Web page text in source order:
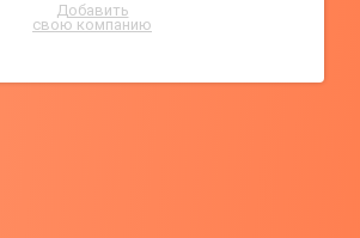
Добавить
свою компанию